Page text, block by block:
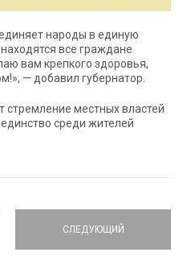
народы в единую
все граждане
вам крепкого здоровья,
— добавил губернатор.
местных властей
среди жителей
СЛЕДУЮЩИЙ